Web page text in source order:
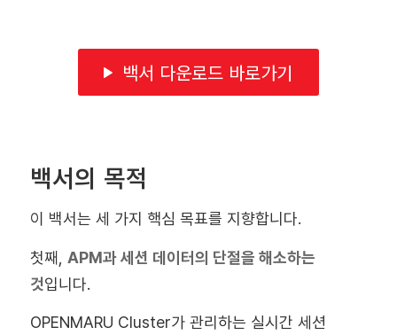
백서 다운로드 바로가기
백서의 목적
이 백서는 세 가지 핵심 목표를 지향합니다.
첫째, APM과 세션 데이터의 단절을 해소하는
것입니다.
OPENMARU Cluster가 관리하는 실시간 세션